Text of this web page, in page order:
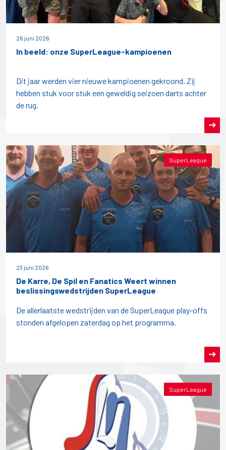
26 juni 2026
In beeld: onze SuperLeague-kampioenen
Dit jaar werden vier nieuwe kampioenen gekroond. Zij
hebben stuk voor stuk een geweldig seizoen darts achter
de rug.
SuperLeague
23 juni 2026
De Karre, De Spil en Fanatics Weert winnen
beslissingswedstrijden SuperLeague
De allerlaatste wedstrijden van de SuperLeague play-offs
stonden afgelopen zaterdag op het programma.
SuperLeague